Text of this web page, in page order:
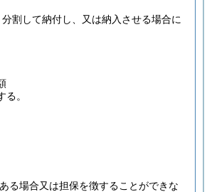
割して納付し、又は納入させる場合に
。
る場合又は担保を徴することができな